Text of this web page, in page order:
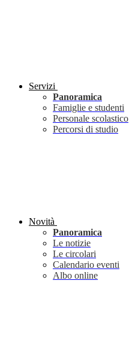
Servizi
Panoramica
Famiglie e studenti
Personale scolastico
Percorsi di studio
Novità
Panoramica
Le notizie
Le circolari
Calendario eventi
Albo online